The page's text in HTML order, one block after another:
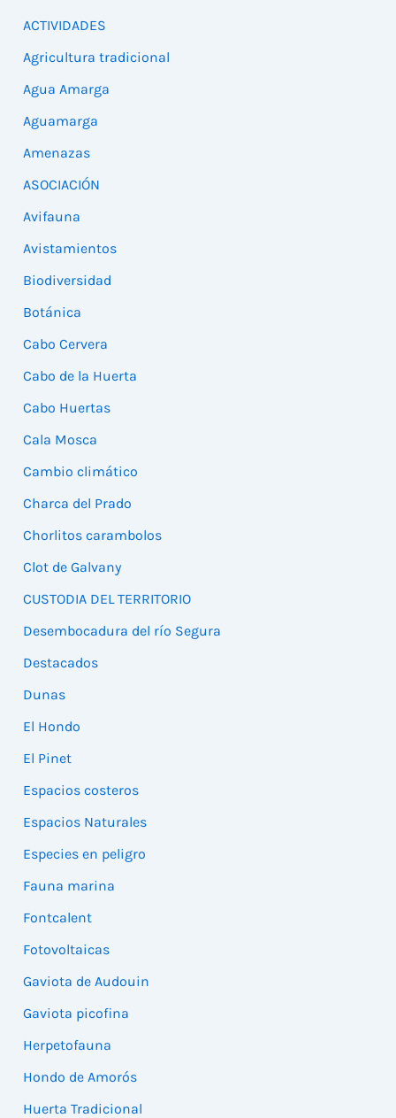
ACTIVIDADES
Agricultura tradicional
Agua Amarga
Aguamarga
Amenazas
ASOCIACIÓN
Avifauna
Avistamientos
Biodiversidad
Botánica
Cabo Cervera
Cabo de la Huerta
Cabo Huertas
Cala Mosca
Cambio climático
Charca del Prado
Chorlitos carambolos
Clot de Galvany
CUSTODIA DEL TERRITORIO
Desembocadura del río Segura
Destacados
Dunas
El Hondo
El Pinet
Espacios costeros
Espacios Naturales
Especies en peligro
Fauna marina
Fontcalent
Fotovoltaicas
Gaviota de Audouin
Gaviota picofina
Herpetofauna
Hondo de Amorós
Huerta Tradicional